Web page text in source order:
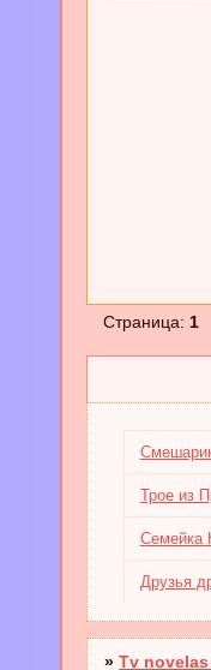
Страница: 1
Трое из
Семейка
Друзья
»Tv